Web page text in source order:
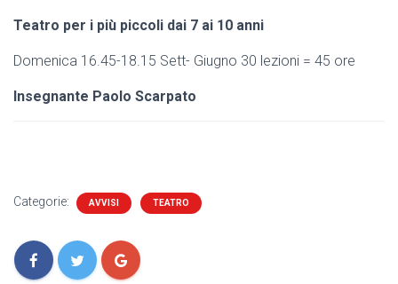
Teatro per i più piccoli dai 7 ai 10 anni
Domenica 16.45-18.15 Sett- Giugno 30 lezioni = 45 ore
Insegnante Paolo Scarpato
Categorie: AVVISI TEATRO